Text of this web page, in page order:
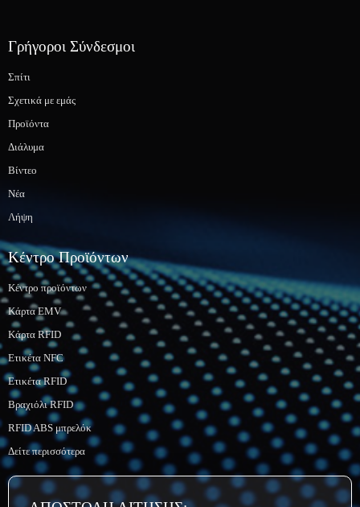
Γρήγοροι Σύνδεσμοι
Σπίτι
Σχετικά με εμάς
Προϊόντα
Διάλυμα
Βίντεο
Νέα
Λήψη
Κέντρο Προϊόντων
Κέντρο προϊόντων
Κάρτα EMV
Κάρτα RFID
Ετικέτα NFC
Ετικέτα RFID
Βραχιόλι RFID
RFID ABS μπρελόκ
Δείτε περισσότερα